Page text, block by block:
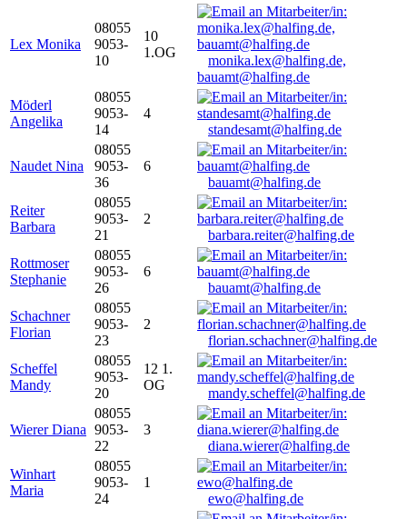
Lex Monika
08055
9053-
10
10
1.OG
monika.lex@halfing.de,
bauamt@halfing.de
Möderl
Angelika
08055
9053-
14
4
standesamt@halfing.de
Naudet Nina
08055
9053-
36
6
bauamt@halfing.de
Reiter
Barbara
08055
9053-
21
2
barbara.reiter@halfing.de
Rottmoser
Stephanie
08055
9053-
26
6
bauamt@halfing.de
Schachner
Florian
08055
9053-
23
2
florian.schachner@halfing.de
Scheffel
Mandy
08055
9053-
20
12 1.
OG
mandy.scheffel@halfing.de
Wierer Diana
08055
9053-
22
3
diana.wierer@halfing.de
Winhart
Maria
08055
9053-
24
1
ewo@halfing.de